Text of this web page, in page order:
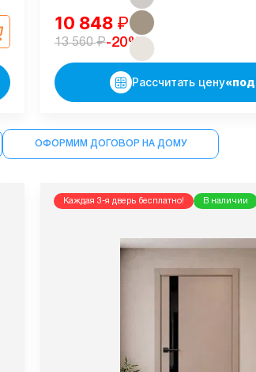
10 848 ₽
13 560₽-20%
Рассчитать цену
ОФОРМИМ ДОГОВОР НА ДОМУ
Каждая 3-я дверь бесплатно! В наличии